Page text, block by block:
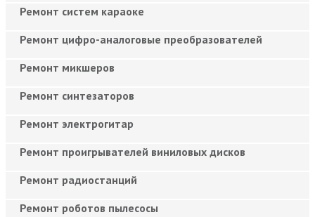
Ремонт систем караоке
Ремонт цифро-аналоговые преобразователей
Ремонт микшеров
Ремонт синтезаторов
Ремонт электрогитар
Ремонт проигрывателей виниловых дисков
Ремонт радиостанций
Ремонт роботов пылесосы